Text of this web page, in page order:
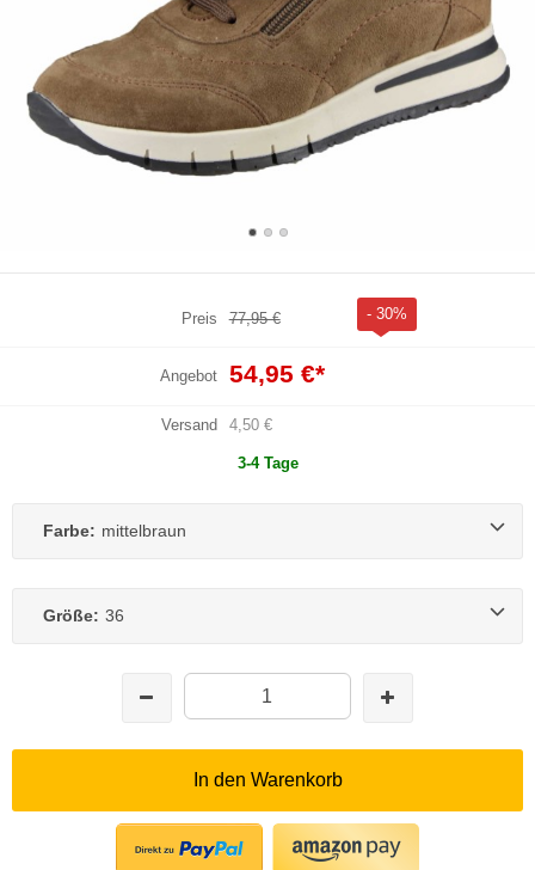
Preis 77,95 € - 30%
Angebot 54,95 €*
Versand 4,50 €
3-4 Tage
Farbe: mittelbraun
Größe: 36
In den Warenkorb